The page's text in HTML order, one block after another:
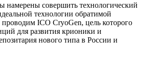
намерены совершить технологический
технологии обратимой
проводим ICO CryoGen, цель которого
для развития крионики и
нового типа в России и